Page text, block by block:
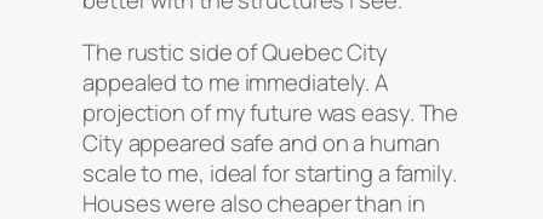
The rustic side of Quebec City
appealed to me immediately. A
projection of my future was easy. The
City appeared safe and on a human
scale to me, ideal for starting a family.
Houses were also cheaper than in